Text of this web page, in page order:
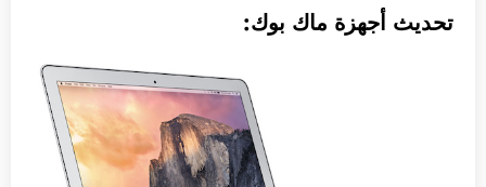
تحديث أجهزة ماك بوك: